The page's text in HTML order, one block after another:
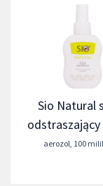
Sio Natural
aerozol, 100